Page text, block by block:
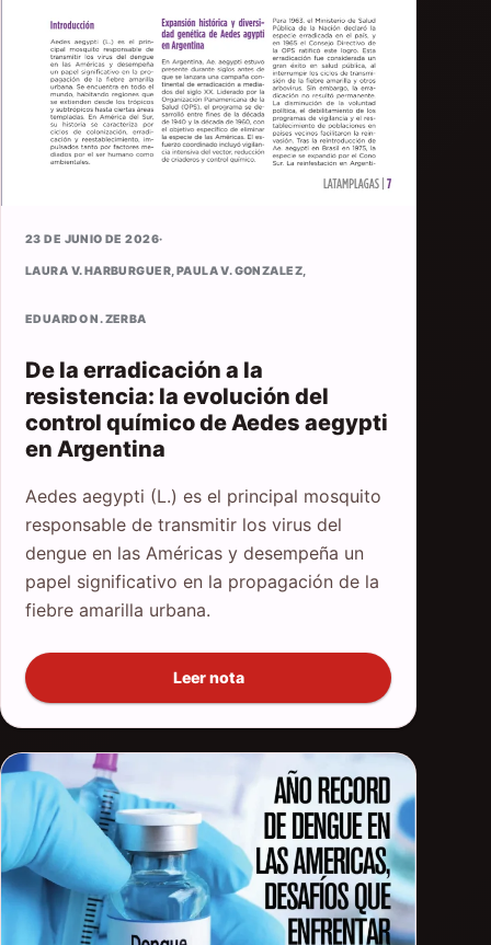
23 DE JUNIO DE 2026·
LAURA V. HARBURGUER,PAULA V. GONZALEZ,
EDUARDO N. ZERBA
De la erradicación a la
resistencia: la evolución del
control químico de Aedes aegypti
en Argentina
Aedes aegypti (L.) es el principal mosquito
responsable de transmitir los virus del
dengue en las Américas y desempeña un
papel significativo en la propagación de la
fiebre amarilla urbana.
Leer nota